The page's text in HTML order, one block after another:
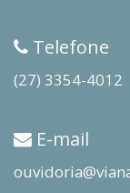
Telefone
(27) 3354-4012
E-mail